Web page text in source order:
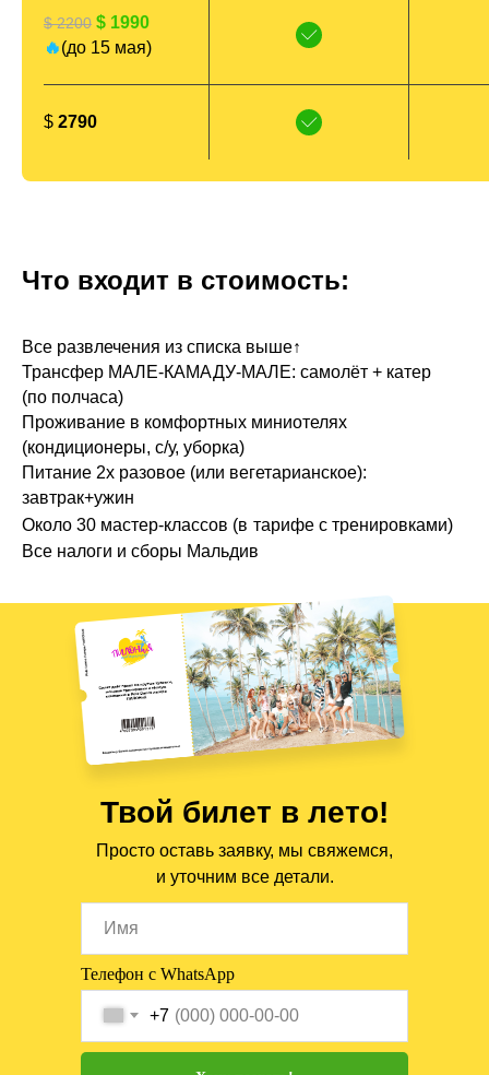
$ 2200 $ 1990
🔥(до 15 мая)
$ 2790
Что входит в стоимость:
Все развлечения из списка выше↑
Трансфер МАЛЕ-КАМАДУ-МАЛЕ: самолёт + катер
(по полчаса)
Проживание в комфортных миниотелях
(кондиционеры, с/у, уборка)
Питание 2х разовое (или вегетарианское):
завтрак+ужин
Около 30 мастер-классов (в тарифе с тренировками)
Все налоги и сборы Мальдив
Просто оставь заявку, мы свяжемся,
и уточним все детали.
Твой билет в лето!
Телефон с WhatsApp
+7